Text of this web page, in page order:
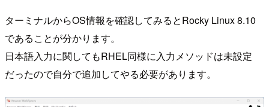
ターミナルからOS情報を確認してみるとRocky Linux 8.10
であることが分かります。
日本語入力に関してもRHEL同様に入力メソッドは未設定
だったので自分で追加してやる必要があります。